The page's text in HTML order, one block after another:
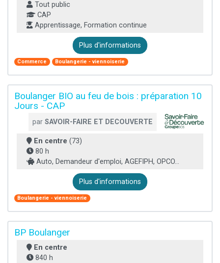
Tout public
CAP
Apprentissage, Formation continue
Plus d'informations
Commerce Boulangerie - viennoiserie
Boulanger BIO au feu de bois : préparation 10
Jours - CAP
par SAVOIR-FAIRE ET DECOUVERTE
En centre (73)
80 h
Auto, Demandeur d'emploi, AGEFIPH, OPCO...
Plus d'informations
Boulangerie - viennoiserie
BP Boulanger
En centre
840 h